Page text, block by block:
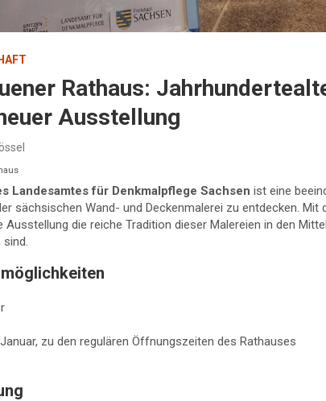
Rathaus:
Ausstellung
Landesamtes für Denkmalpflege Sachsen ist eine
sächsischen Wand- und Deckenmalerei zu entdecken. Mit
die reiche Tradition dieser Malereien in den
zu den regulären Öffnungszeiten des Rathauses